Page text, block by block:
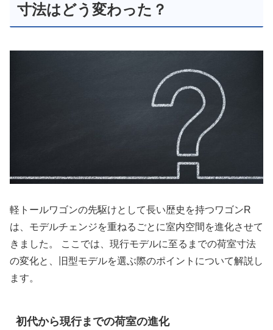
寸法はどう変わった？
軽トールワゴンの先駆けとして長い歴史を持つワゴンR
は、モデルチェンジを重ねるごとに室内空間を進化させて
きました。 ここでは、現行モデルに至るまでの荷室寸法
の変化と、旧型モデルを選ぶ際のポイントについて解説し
ます。
初代から現行までの荷室の進化